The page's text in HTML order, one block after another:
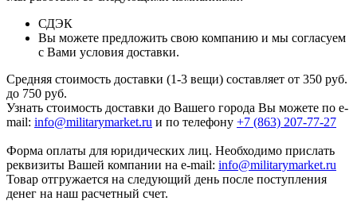
СДЭК
Вы можете предложить свою компанию и мы согласуем
с Вами условия доставки.
Средняя стоимость доставки (1-3 вещи) составляет от 350 руб.
до 750 руб.
Узнать стоимость доставки до Вашего города Вы можете по e-
mail: info@militarymarket.ru и по телефону +7 (863) 207-77-27
Форма оплаты для юридических лиц. Необходимо прислать
реквизиты Вашей компании на е-mail: info@militarymarket.ru
Товар отгружается на следующий день после поступления
денег на наш расчетный счет.